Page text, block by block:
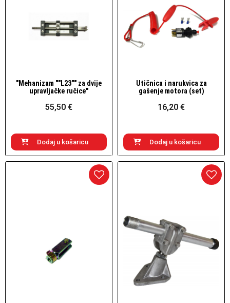
Brzi pogled
"Mehanizam ""L23"" za dvije
upravljačke ručice"
55,50 €
Dodaj u košaricu
Brzi pogled
Utičnica i narukvica za
gašenje motora (set)
16,20 €
Dodaj u košaricu